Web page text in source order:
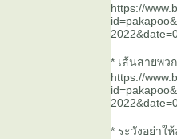
https://
* เส้นสายพว
https://
* ระวังอย่าใ